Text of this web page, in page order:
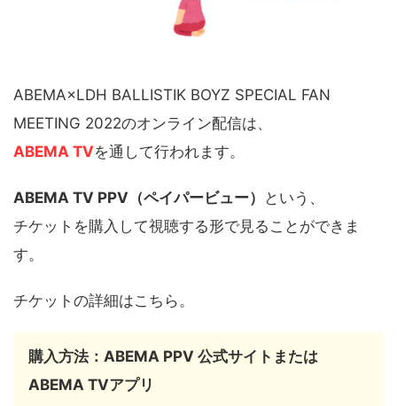
ABEMA×LDH BALLISTIK BOYZ SPECIAL FAN
MEETING 2022のオンライン配信は、
ABEMA TVを通して行われます。
ABEMA TV PPV（ペイパービュー）
という、
チケットを購入して視聴する形で見ることができま
す。
チケットの詳細はこちら。
購入方法：ABEMA PPV 公式サイトまたは
ABEMA TVアプリ